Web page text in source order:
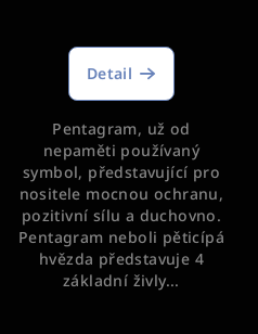
Detail
Pentagram, už od
nepaměti používaný
symbol, představující pro
nositele mocnou ochranu,
pozitivní sílu a duchovno.
Pentagram neboli pěticípá
hvězda představuje 4
základní živly...